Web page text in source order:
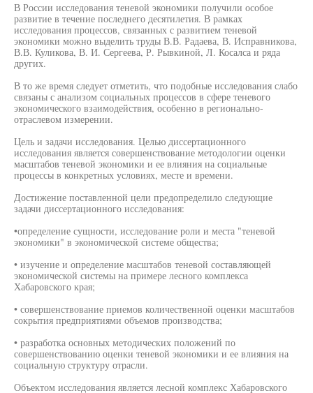
В России исследования теневой экономики получили особое
развитие в течение последнего десятилетия. В рамках
исследования процессов, связанных с развитием теневой
экономики можно выделить труды В.В. Радаева, В. Исправникова,
В.В. Куликова, В. И. Сергеева, Р. Рывкиной, Л. Косалса и ряда
других.
В то же время следует отметить, что подобные исследования слабо
связаны с анализом социальных процессов в сфере теневого
экономического взаимодействия, особенно в регионально-
отраслевом измерении.
Цель и задачи исследования. Целью диссертационного
исследования является совершенствование методологии оценки
масштабов теневой экономики и ее влияния на социальные
процессы в конкретных условиях, месте и времени.
Достижение поставленной цели предопределило следующие
задачи диссертационного исследования:
•определение сущности, исследование роли и места "теневой
экономики" в экономической системе общества;
• изучение и определение масштабов теневой составляющей
экономической системы на примере лесного комплекса
Хабаровского края;
• совершенствование приемов количественной оценки масштабов
сокрытия предприятиями объемов производства;
• разработка основных методических положений по
совершенствованию оценки теневой экономики и ее влияния на
социальную структуру отрасли.
Объектом исследования является лесной комплекс Хабаровского